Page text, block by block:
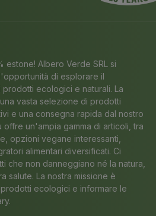
estone! Albero Verde SRL si
di esplorare il
ecologici e naturali. La
vasta selezione di prodotti
e una consegna rapida dal nostro
offre un'ampia gamma di articoli, tra
opzioni vegane interessanti,
alimentari diversificati. Ci
che non danneggiano né la natura,
salute. La nostra missione è
ecologici e informare le